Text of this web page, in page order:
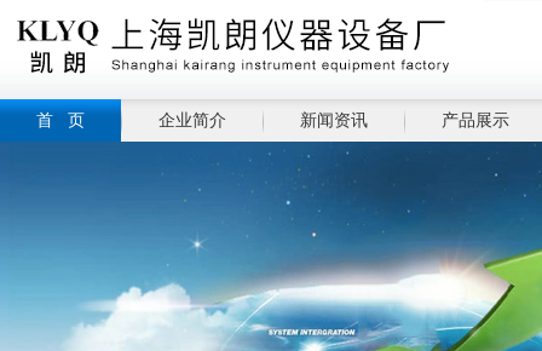
首 页 企业简介 新闻资讯 产品展示